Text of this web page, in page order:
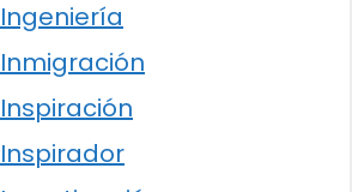
Ingeniería
Inmigración
Inspiración
Inspirador